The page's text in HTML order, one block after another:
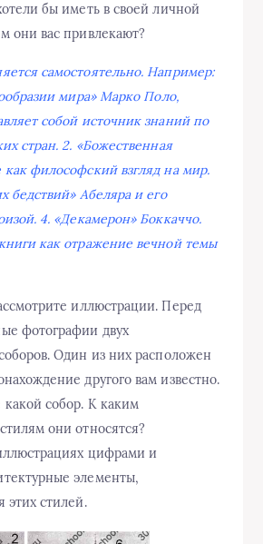
бы иметь в своей личной
они вас привлекают?
самостоятельно. Например:
мира» Марко Поло,
собой источник знаний по
стран. 2. «Божественная
философский взгляд на мир.
бедствий» Абеляра и его
4. «Декамерон» Боккаччо.
как отражение вечной темы
иллюстрации. Перед
фотографии двух
Один из них расположен
другого вам известно.
собор. К каким
они относятся?
цифрами и
элементы,
этих стилей.